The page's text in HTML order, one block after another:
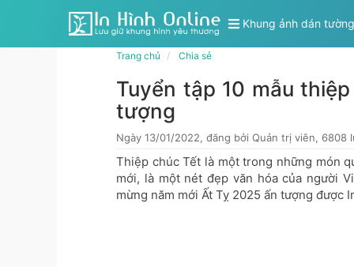
Khung ảnh dán
Trang chủ Chia sẻ
Tuyển tập 10 mẫu
tượng
Ngày 13/01/2022, đăng bởi Quản trị viên, 6808
Thiệp chúc Tết là một trong những món
mới, là một nét đẹp văn hóa của người
mừng năm mới Ất Tỵ 2025 ấn tượng được